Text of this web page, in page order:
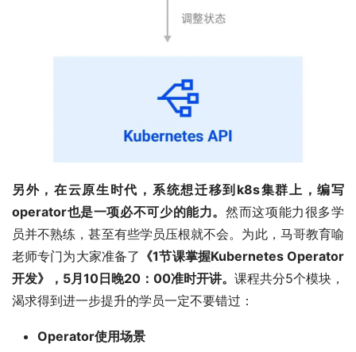
另外，在云原生时代，系统想迁移到k8s集群上，编写
operator也是一项必不可少的能力。然而这项能力很多学
员并不熟练，甚至有些学员压根就不会。为此，马哥教育喻
老师专门为大家准备了 《1节课掌握Kubernetes Operator
开发》， 5月10日晚20：00准时开讲。 课程共分5个模块，
渴求得到进一步提升的学员一定不要错过：
Operator使用场景